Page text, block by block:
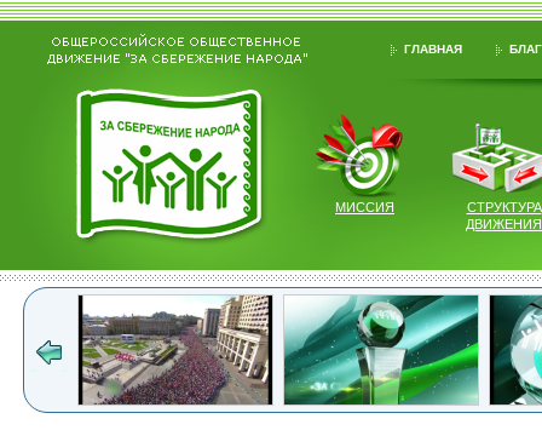
ГЛАВНАЯ
МИССИЯ
СТРУКТУРА
ДВИЖЕНИЯ